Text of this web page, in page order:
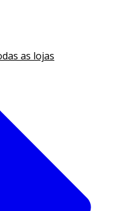
as lojas